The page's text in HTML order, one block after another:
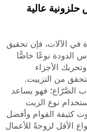
عالية
الآلات، فإن تحقيق
الدودة نوعًا خاصًّا
الأجزاء
من التزييت.
الصَّرّاع؛ فهو يساعد
نوع الزيت
كثيفة القوام وأفضل
الأقل لزوجةً للأعمال